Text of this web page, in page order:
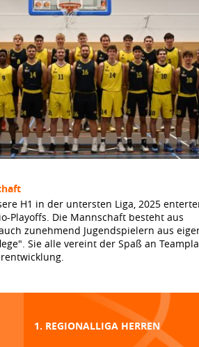
H1 in der untersten Liga, 2025
Playoffs. Die Mannschaft besteht aus
zunehmend Jugendspielern aus
Sie alle vereint der Spaß an
1. REGIONALLIGA HERREN